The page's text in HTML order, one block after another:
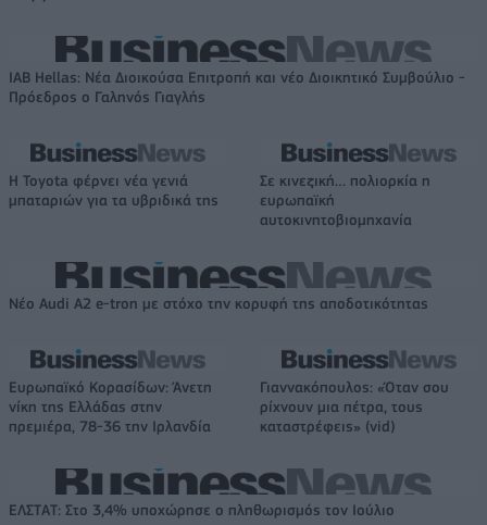
IAB Hellas: Νέα Διοικούσα Επιτροπή και νέο Διοικητικό Συμβούλιο -
Πρόεδρος ο Γαληνός Γιαγλής
Η Toyota φέρνει νέα γενιά
μπαταριών για τα υβριδικά της
Σε κινεζική… πολιορκία η
ευρωπαϊκή
αυτοκινητοβιομηχανία
Νέο Audi A2 e-tron με στόχο την κορυφή της αποδοτικότητας
Ευρωπαϊκό Κορασίδων: Άνετη
νίκη της Ελλάδας στην
πρεμιέρα, 78-36 την Ιρλανδία
Γιαννακόπουλος: «Όταν σου
ρίχνουν μια πέτρα, τους
καταστρέφεις» (vid)
ΕΛΣΤΑΤ: Στο 3,4% υποχώρησε ο πληθωρισμός τον Ιούλιο